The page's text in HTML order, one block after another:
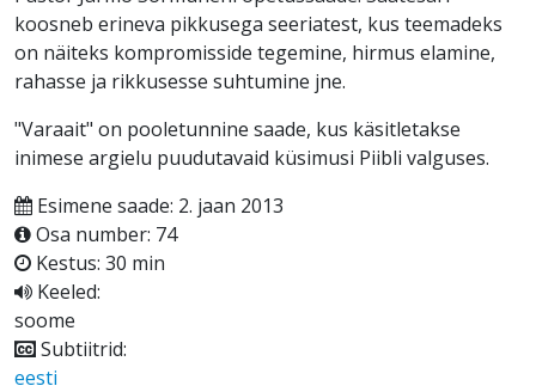
koosneb erineva pikkusega seeriatest, kus teemadeks
on näiteks kompromisside tegemine, hirmus elamine,
rahasse ja rikkusesse suhtumine jne.
"Varaait" on pooletunnine saade, kus käsitletakse
inimese argielu puudutavaid küsimusi Piibli valguses.
Esimene saade: 2. jaan 2013
Osa number: 74
Kestus: 30 min
Keeled:
soome
Subtiitrid:
eesti